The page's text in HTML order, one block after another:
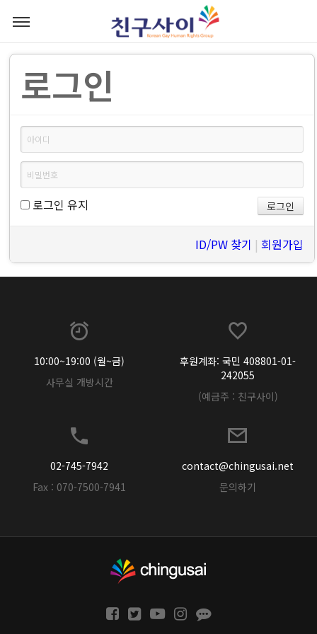
로그인
로그인 유지
ID/PW 찾기 | 회원가입
10:00~19:00 (월~금)
사무실 개방시간
후원계좌: 국민 408801-01-
242055
(예금주 : 친구사이)
02-745-7942
Fax : 070-7500-7941
contact@chingusai.net
문의하기